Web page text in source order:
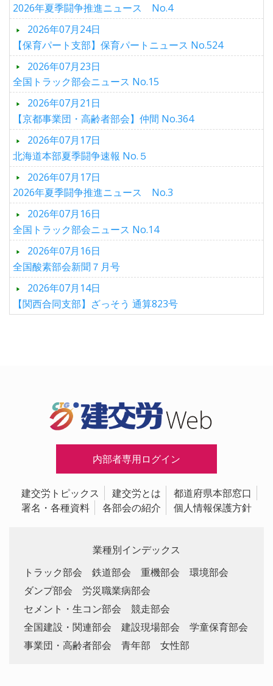
2026年夏季闘争推進ニュース No.4
2026年07月24日
【保育パート支部】保育パートニュース No.524
2026年07月23日
全国トラック部会ニュース No.15
2026年07月21日
【京都事業団・高齢者部会】仲間 No.364
2026年07月17日
北海道本部夏季闘争速報 No.５
2026年07月17日
2026年夏季闘争推進ニュース No.3
2026年07月16日
全国トラック部会ニュース No.14
2026年07月16日
全国酸素部会新聞７月号
2026年07月14日
【関西合同支部】ざっそう 通算823号
内部者専用ログイン
建交労トピックス 建交労とは
都道府県本部窓口
署名・各種資料
各部会の紹介 個人情報保護方針
業種別インデックス
トラック部会
鉄道部会 重機部会
環境部会
ダンプ部会
労災職業病部会
セメント・生コン部会
競走部会
全国建設・関連部会
建設現場部会
学童保育部会
事業団・高齢者部会
青年部 女性部